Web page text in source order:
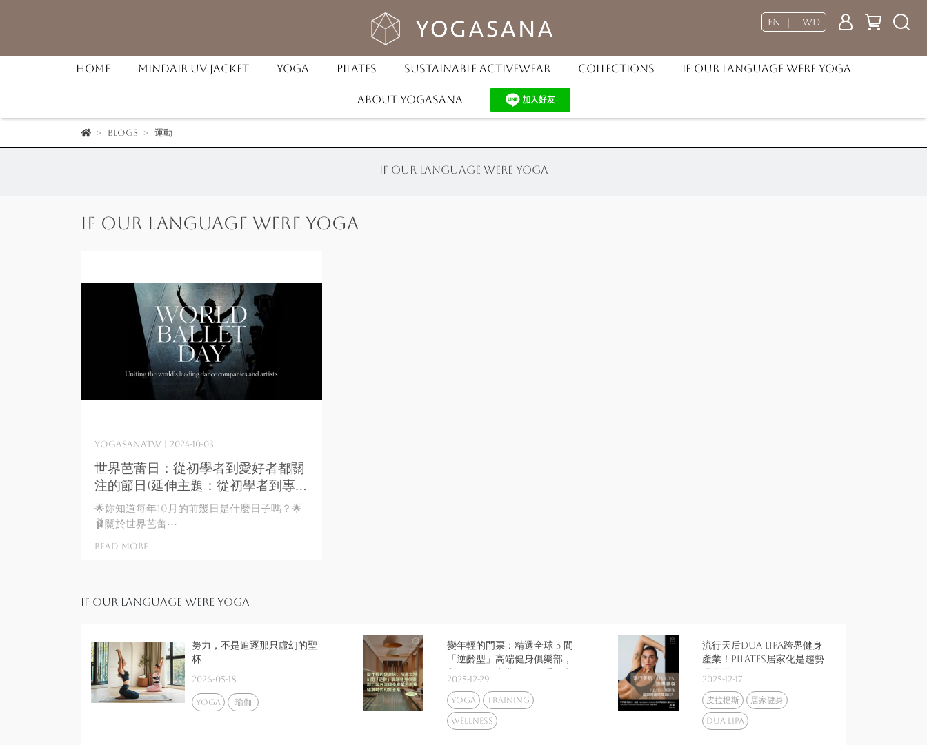
EN ｜ TWD
Home MindAir UV Jacket Yoga Pilates Sustainable Activewear Collections If our language were Yoga
About YOGASANA
Blogs 運動
If our language were Yoga
If our language were Yoga
世界芭蕾日：從初學者到愛好者都關
注的節日(延伸主題：從初學者到專業
舞者：我從小沒有機會可以學芭蕾
舞，還有機會學習嗎？)
yogasanatw | 2024-10-03
🌟妳知道每年10月的前幾日是什麼日子嗎？🌟
🩰關於世界芭蕾⋯
Read More
If our language were Yoga
努力，不是追逐那只虛幻的聖
杯
2026-05-18
yoga 瑜伽
變年輕的門票：精選全球 5 間
「逆齡型」高端健身俱樂部，
與台灣健身產業後倒閉重組潮
時代的新答案
2025-12-29
yoga training
wellness
流行天后Dua Lipa跨界健身
產業！Pilates居家化是趨勢
還是雙面刃？
2025-12-17
皮拉提斯 居家健身
Dua Lipa